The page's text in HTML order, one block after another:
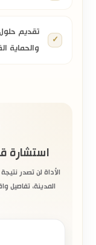
تقديم حلول
والحماية
استشارة
الأداة لن تصدر
المدينة، تفاصيل